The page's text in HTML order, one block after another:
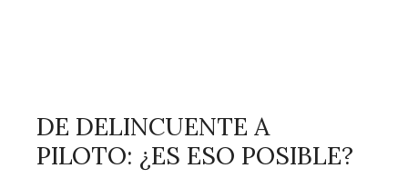
DE DELINCUENTE A
PILOTO: ¿ES ESO POSIBLE?